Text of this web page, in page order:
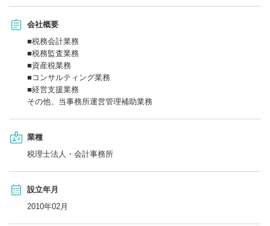
会社概要
■税務会計業務
■税務監査業務
■資産税業務
■コンサルティング業務
■経営支援業務
その他、当事務所運営管理補助業務
業種
税理士法人・会計事務所
設立年月
2010年02月